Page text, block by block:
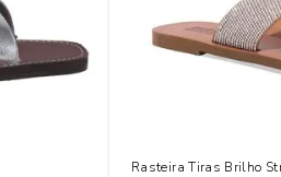
Rasteira Tiras Brilho